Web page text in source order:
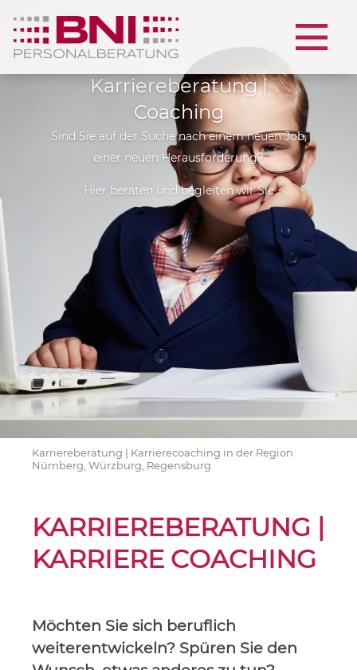
Karriereberatung |
Coaching
Sind Sie auf der Suche nach einem neuen Job,
einer neuen Herausforderung?
Hier beraten und begleiten wir Sie
Karriereberatung | Karrierecoaching in der Region
Nürnberg, Würzburg, Regensburg
KARRIEREBERATUNG |
KARRIERE COACHING
Möchten Sie sich beruflich
weiterentwickeln? Spüren Sie den